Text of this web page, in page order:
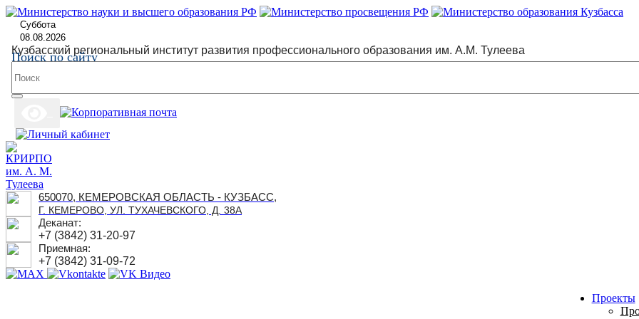
Суббота
08.08.2026
Кузбасский региональный институт развития профессионального образования им. А.М. Тулеева
Поиск по сайту
650070, КЕМЕРОВСКАЯ ОБЛАСТЬ - КУЗБАСС,
Г. КЕМЕРОВО, УЛ. ТУХАЧЕВСКОГО, Д. 38А
Деканат:
+7 (3842) 31-20-97
Приемная:
+7 (3842) 31-09-72
Проекты